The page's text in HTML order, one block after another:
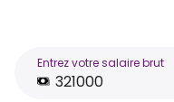
Entrez votre salaire brut